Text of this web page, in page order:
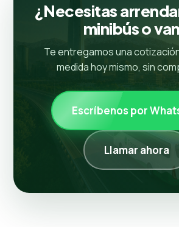
¿Necesitas
minibús o
Te entregamos una
medida hoy mismo, sin
Escríbenos por
Llamar ahora